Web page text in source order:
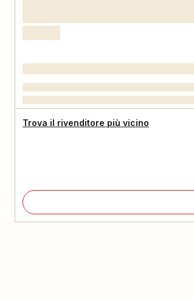
Trova il rivenditore più vicino